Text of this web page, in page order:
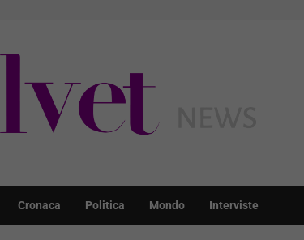
Cronaca Politica Mondo Interviste